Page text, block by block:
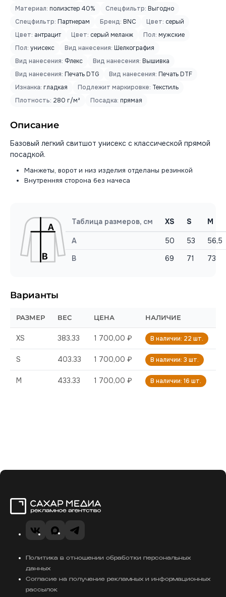
Материал: полиэстер 40% Спецфильтр: Выгодно
Спецфильтр: Партнерам Бренд: BNC Цвет: серый
Цвет: антрацит Цвет: серый меланж Пол: мужские
Пол: унисекс Вид нанесения: Шелкография
Вид нанесения: Флекс Вид нанесения: Вышивка
Вид нанесения: Печать DTG Вид нанесения: Печать DTF
Изнанка: гладкая Подлежит маркировке: Текстиль
Плотность: 280 г/м² Посадка: прямая
Описание
Базовый легкий свитшот унисекс с классической прямой
посадкой.
Манжеты, ворот и низ изделия отделаны резинкой
Внутренняя сторона без начеса
Таблица размеров, см XS S M
A 50 53
56,5
B
69 71 73
Варианты
РАЗМЕР ВЕС ЦЕНА НАЛИЧИЕ
XS 383.33 1 700,00 ₽ В наличии: 22 шт.
S 403.33 1 700,00 ₽ В наличии: 3 шт.
M 433.33 1 700,00 ₽ В наличии: 16 шт.
VK MAXTelegram
Политика в отношении обработки персональных
данных
Согласие на получение рекламных и информационных
рассылок